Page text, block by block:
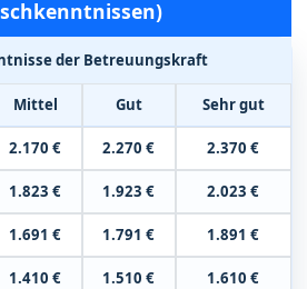
der Betreuungskraft
Mittel Gut Sehr gut
2.170 € 2.270 € 2.370 €
1.823 € 1.923 € 2.023 €
1.691 € 1.791 € 1.891 €
1.410 € 1.510 € 1.610 €